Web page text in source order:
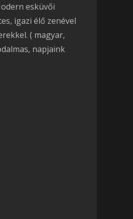
esküvői
igazi élő zenével
( magyar,
napjaink